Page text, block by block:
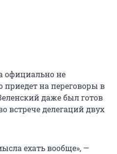
официально не
приедет на переговоры в
даже был готов
встрече делегаций двух
ехать вообще», —